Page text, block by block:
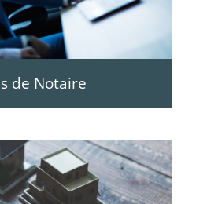
de Notaire